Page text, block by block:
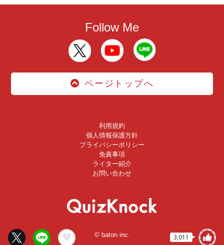
3,011
Follow Me
ページトップへ
利用規約
個人情報保護方針
プライバシーポリシー
免責事項
ライター紹介
お問い合わせ
© baton inc.